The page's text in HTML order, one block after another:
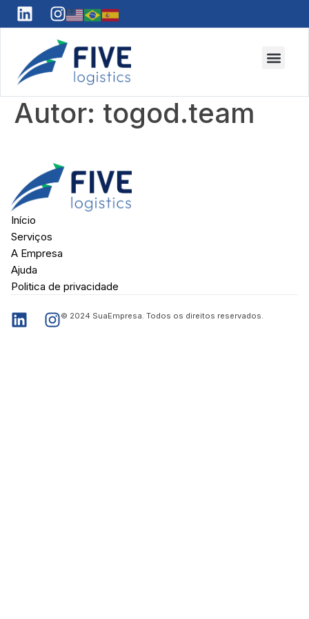
Autor: togod.team
Início
Serviços
A Empresa
Ajuda
Politica de privacidade
© 2024 SuaEmpresa. Todos os direitos reservados.